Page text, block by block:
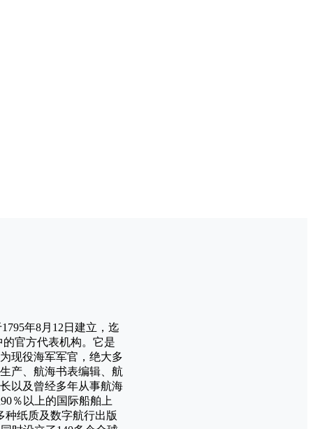
年8月12日建立，迄
官方代表机构。它是
现役海军军官，绝大多
产、航海书表编辑、航
以及曾经多年从事航海
％以上的国际船舶上
种纸质及数字航行出版